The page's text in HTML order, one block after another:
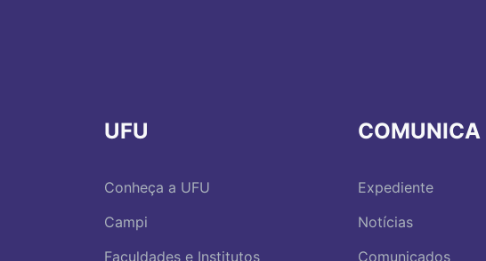
UFU
Conheça a UFU
Campi
Faculdades e Institutos
COMUNICA
Expediente
Notícias
Comunicados